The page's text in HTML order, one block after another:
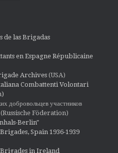
de las Brigadas
en Espagne Républicaine
Archives (USA)
Combattenti Volontari
добровольцев участников
(Russische Föderation)
Berlin"
Spain 1936-1939
in Ireland